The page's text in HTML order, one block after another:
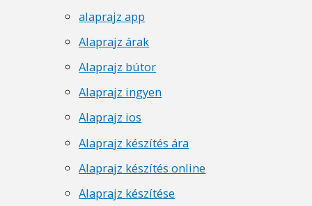
alaprajz app
Alaprajz árak
Alaprajz bútor
Alaprajz ingyen
Alaprajz ios
Alaprajz készítés ára
Alaprajz készítés online
Alaprajz készítése